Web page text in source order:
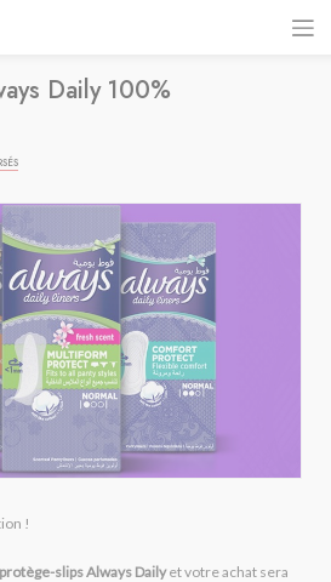
Daily 100%
!
protège-slips Always Dailyet votre achat sera